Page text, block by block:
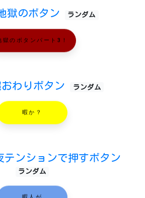
獄のボタン ランダム
獄のボタンパート3！
おわりボタン ランダム
暇か？
テンションで押すボタン
ランダム
暇人が